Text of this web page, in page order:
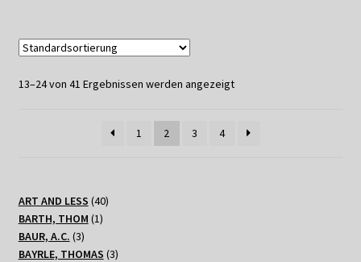
13–24 von 41 Ergebnissen werden angezeigt
1 2 3 4
ART AND LESS 4040
BARTH, THOM 11
BAUR, A.C. 33
Produkte
BAYRLE, THOMAS 33